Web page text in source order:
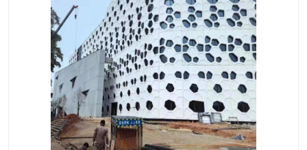
GRG造型 GRC厂家
GRG吊顶 GRG材料生产厂家
UHPC幕墙板 GRC树池坐凳
UHPC树池坐凳